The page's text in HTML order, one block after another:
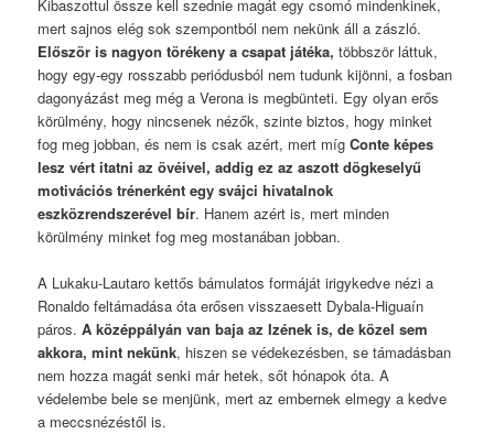
Kibaszottul össze kell szednie magát egy csomó mindenkinek,
mert sajnos elég sok szempontból nem nekünk áll a zászló.
Először is nagyon törékeny a csapat játéka, többször láttuk,
hogy egy-egy rosszabb periódusból nem tudunk kijönni, a fosban
dagonyázást meg még a Verona is megbünteti. Egy olyan erős
körülmény, hogy nincsenek nézők, szinte biztos, hogy minket
fog meg jobban, és nem is csak azért, mert mígConte képes
lesz vért itatni az övéivel, addig ez az aszott dögkeselyű
motivációs trénerként egy svájci hivatalnok
eszközrendszerével bír. Hanem azért is, mert minden
körülmény minket fog meg mostanában jobban.
A Lukaku-Lautaro kettős bámulatos formáját irigykedve nézi a
Ronaldo feltámadása óta erősen visszaesett Dybala-Higuaín
páros.A középpályán van baja az Izének is, de közel sem
akkora, mint nekünk, hiszen se védekezésben, se támadásban
nem hozza magát senki már hetek, sőt hónapok óta. A
védelembe bele se menjünk, mert az embernek elmegy a kedve
a meccsnézéstől is.